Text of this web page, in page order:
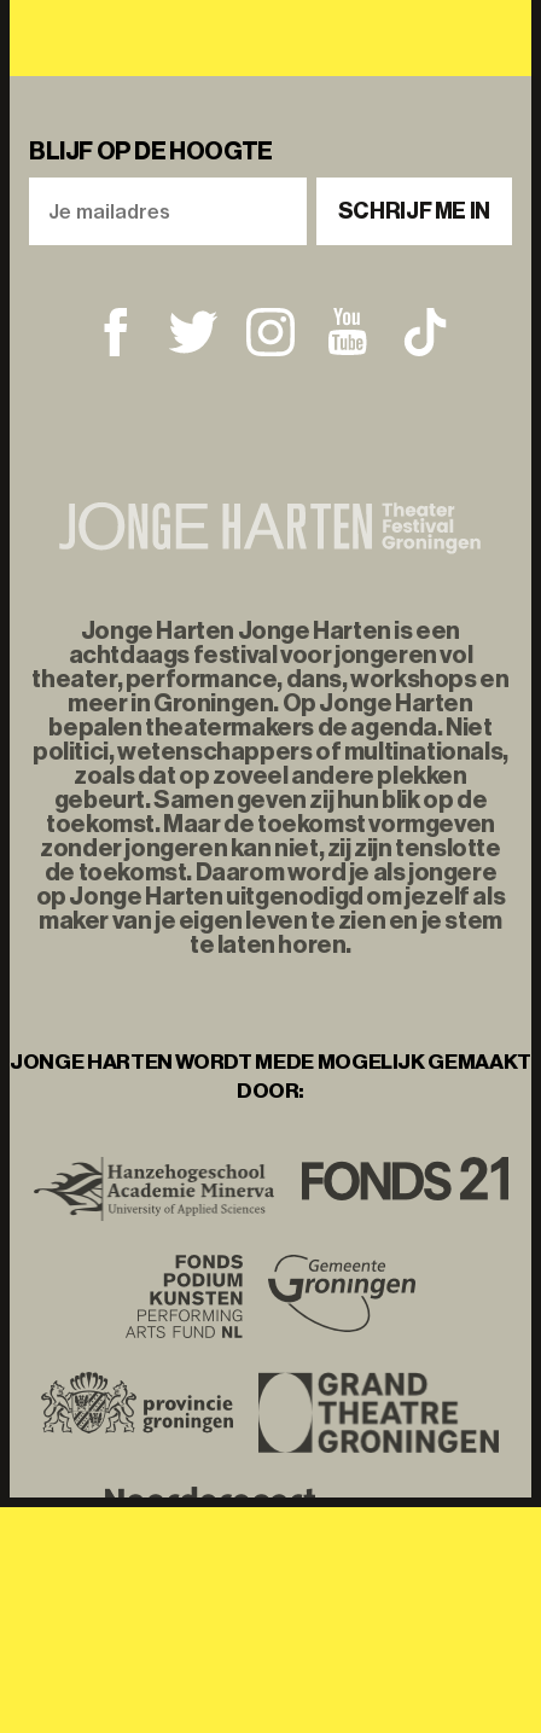
BLIJF OP DE HOOGTE
SCHRIJF ME IN
Jonge Harten Jonge Harten is een
achtdaags festival voor jongeren vol
theater, performance, dans, workshops en
meer in Groningen. Op Jonge Harten
bepalen theatermakers de agenda. Niet
politici, wetenschappers of multinationals,
zoals dat op zoveel andere plekken
gebeurt. Samen geven zij hun blik op de
toekomst. Maar de toekomst vormgeven
zonder jongeren kan niet, zij zijn tenslotte
de toekomst. Daarom word je als jongere
op Jonge Harten uitgenodigd om jezelf als
maker van je eigen leven te zien en je stem
te laten horen.
JONGE HARTEN WORDT MEDE MOGELIJK GEMAAKT
DOOR: